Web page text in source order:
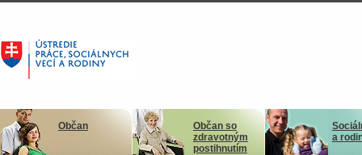
Občan
Občan so
zdravotným
postihnutím
a